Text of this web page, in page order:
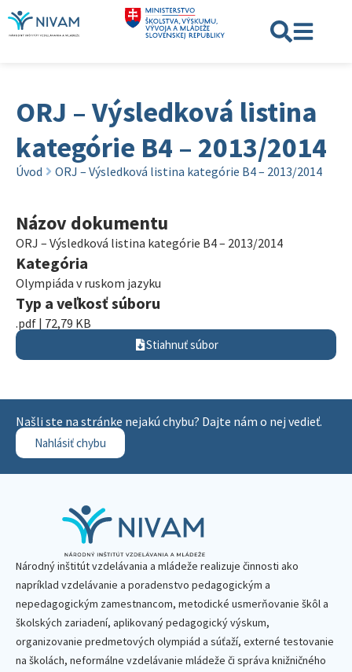
ORJ – Výsledková listina
kategórie B4 – 2013/2014
Úvod ORJ – Výsledková listina kategórie B4 – 2013/2014
Názov dokumentu
ORJ – Výsledková listina kategórie B4 – 2013/2014
Kategória
Olympiáda v ruskom jazyku
Typ a veľkosť súboru
.pdf | 72,79 KB
Stiahnuť súbor
Našli ste na stránke nejakú chybu? Dajte nám o nej vedieť.
Nahlásiť chybu
Národný inštitút vzdelávania a mládeže realizuje činnosti ako
napríklad vzdelávanie a poradenstvo pedagogickým a
nepedagogickým zamestnancom, metodické usmerňovanie škôl a
školských zariadení, aplikovaný pedagogický výskum,
organizovanie predmetových olympiád a súťaží, externé testovanie
na školách, neformálne vzdelávanie mládeže či správa knižničného